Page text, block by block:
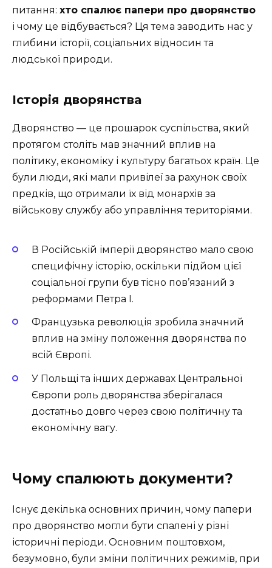
питання: хто спалює папери про дворянство
і чому це відбувається? Ця тема заводить нас у
глибини історії, соціальних відносин та
людської природи.
Історія дворянства
Дворянство — це прошарок суспільства, який
протягом століть мав значний вплив на
політику, економіку і культуру багатьох країн. Це
були люди, які мали привілеї за рахунок своїх
предків, що отримали їх від монархів за
військову службу або управління територіями.
В Російській імперії дворянство мало свою
специфічну історію, оскільки підйом цієї
соціальної групи був тісно пов’язаний з
реформами Петра I.
Французька революція зробила значний
вплив на зміну положення дворянства по
всій Європі.
У Польщі та інших державах Центральної
Європи роль дворянства зберігалася
достатньо довго через свою політичну та
економічну вагу.
Чому спалюють документи?
Існує декілька основних причин, чому папери
про дворянство могли бути спалені у різні
історичні періоди. Основним поштовхом,
безумовно, були зміни політичних режимів, при